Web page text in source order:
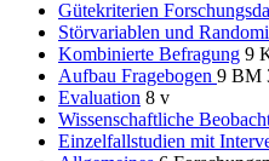
Gütekriterien
Störvariablen und
Kombinierte Befragung 9
Aufbau Fragebogen 9 BM
Evaluation 8 v
Wissenschaftliche
Einzelfallstudien mit